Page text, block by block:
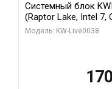
Системный блок
(Raptor Lake, Intel
модуля)/ Gigabyte
Модель: KW-Live0038